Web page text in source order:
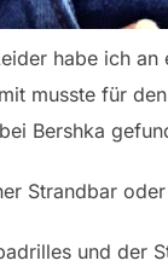
habe ich an
musste für
Bershka
Strandbar
und der